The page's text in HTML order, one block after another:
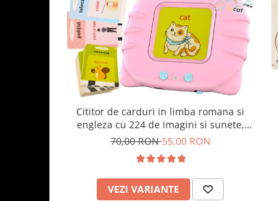
Cititor de carduri in limba romana si
engleza cu 224 de imagini si sunete,
incarcare USB
70,00 RON55,00 RON
VEZI VARIANTE